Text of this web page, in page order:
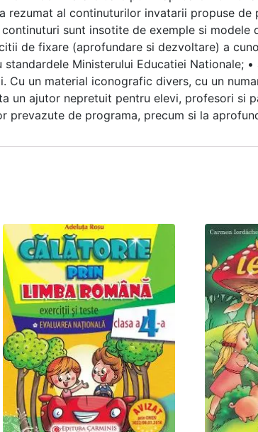
rezumat al continuturilor invatarii propuse
sunt insotite de exemple si
de fixare (aprofundare si dezvoltare) a
Ministerului Educatiei Nationale;
Cu un material iconografic divers, cu un
un ajutor nepretuit pentru elevi, profesori si
prevazute de programa, precum si la